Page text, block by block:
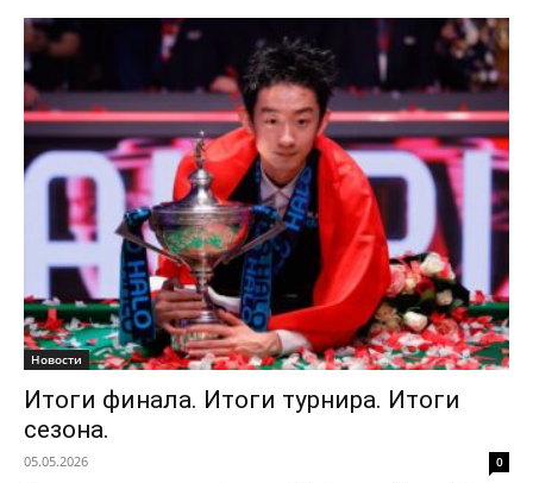
Новости
Итоги финала. Итоги турнира. Итоги
сезона.
05.05.2026 0